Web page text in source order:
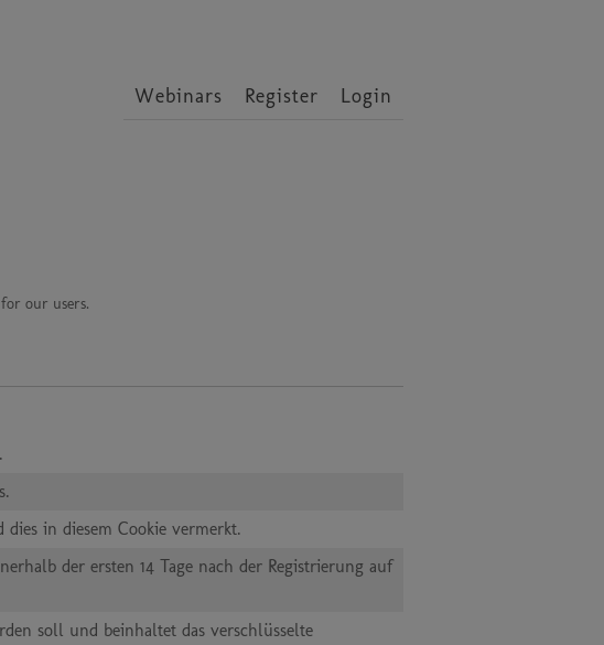
Webinars Register Login
our users.
in diesem Cookie vermerkt.
der ersten 14 Tage nach der Registrierung auf
soll und beinhaltet das verschlüsselte